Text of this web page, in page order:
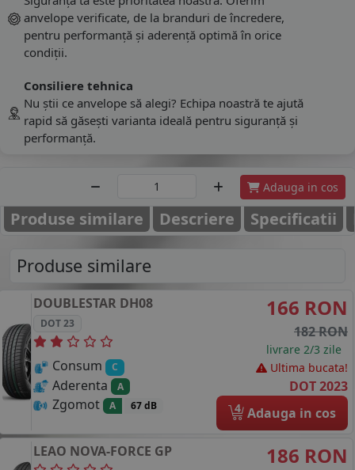
anvelope verificate, de la branduri de încredere,
pentru performanță și aderență optimă în orice
condiții.
Consiliere tehnica
Nu știi ce anvelope să alegi? Echipa noastră te ajută
rapid să găsești varianta ideală pentru siguranță și
performanță.
Adauga in cos
Produse similare Descriere Specificatii
Produse similare
DOUBLESTAR DH08
DOT 23
Consum C
Aderenta A
Zgomot A 67 dB
166 RON
182 RON
livrare 2/3 zile
Ultima bucata!
DOT 2023
4 Adauga in cos
LEAO NOVA-FORCE GP 186 RON